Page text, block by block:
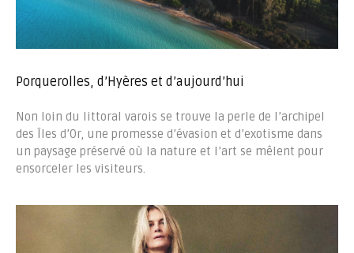
Porquerolles, d’Hyères et d’aujourd’hui
Non loin du littoral varois se trouve la perle de l’archipel
des Îles d’Or, une promesse d’évasion et d’exotisme dans
un paysage préservé où la nature et l’art se mêlent pour
ensorceler les visiteurs.